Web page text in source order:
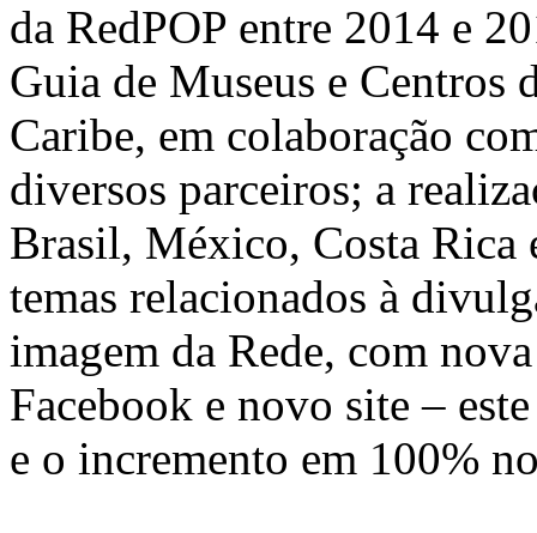
da RedPOP entre 2014 e
Guia de Museus e Centros
Caribe, em colaboração
diversos parceiros; a
Brasil, México, Costa Rica
temas relacionados à
imagem da Rede, com
Facebook e novo site –
e o incremento em 100%